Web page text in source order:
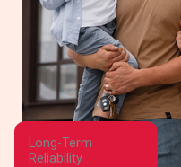
Long-Term
Reliability